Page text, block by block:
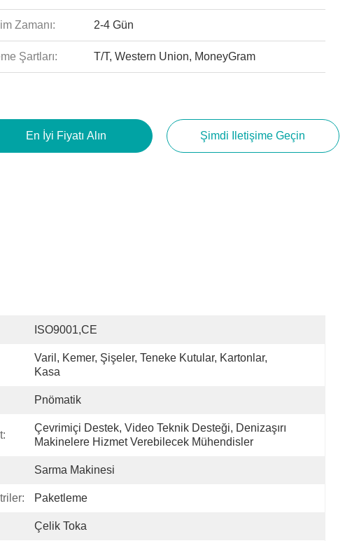
Zamanı: 2-4 Gün
Şartları: T/T, Western Union, MoneyGram
En İyi Fiyatı Alın Şimdi Iletişime Geçin
ISO9001,CE
Varil, Kemer, Şişeler, Teneke Kutular, Kartonlar,
Kasa
Pnömatik
Çevrimiçi Destek, Video Teknik Desteği, Denizaşırı
Makinelere Hizmet Verebilecek Mühendisler
Sarma Makinesi
Paketleme
Çelik Toka